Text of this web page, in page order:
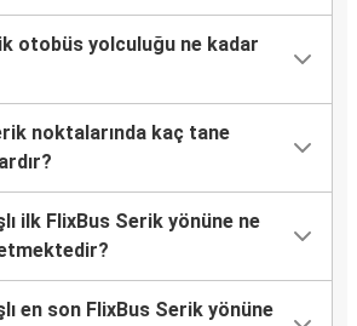
otobüs yolculuğu ne kadar
noktalarında kaç tane
ilk FlixBus Serik yönüne ne
en son FlixBus Serik yönüne